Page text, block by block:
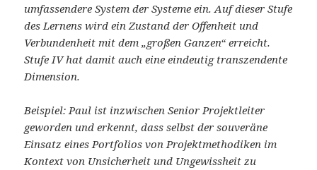
umfassendere System der Systeme ein. Auf dieser Stufe
des Lernens wird ein Zustand der Offenheit und
Verbundenheit mit dem „großen Ganzen“ erreicht.
Stufe IV hat damit auch eine eindeutig transzendente
Dimension.
Beispiel: Paul ist inzwischen Senior Projektleiter
geworden und erkennt, dass selbst der souveräne
Einsatz eines Portfolios von Projektmethodiken im
Kontext von Unsicherheit und Ungewissheit zu